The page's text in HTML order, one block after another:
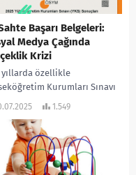
Başarı Belgeleri:
Medya Çağında
Krizi
yıllarda özellikle
Kurumları Sınavı
sonrasında sosyal medyada
yalnızca dijital bir
değil;...
1.549